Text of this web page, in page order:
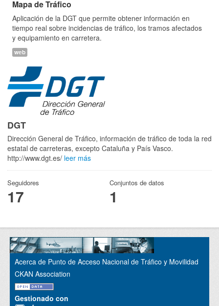
Mapa de Tráfico
Aplicación de la DGT que permite obtener información en
tiempo real sobre incidencias de tráfico, los tramos afectados
y equipamiento en carretera.
web
DGT
Dirección General de Tráfico, información de tráfico de toda la red
estatal de carreteras, excepto Cataluña y País Vasco.
http://www.dgt.es/ leer más
Seguidores
17
Conjuntos de datos
1
Acerca de Punto de Acceso Nacional de Tráfico y Movilidad
CKAN Association
Gestionado con